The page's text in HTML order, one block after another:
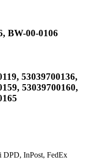
, BW-00-0106
, 53039700136,
, 53039700160,
DPD, InPost, FedEx